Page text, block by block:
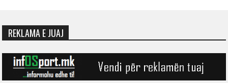
REKLAMA E JUAJ